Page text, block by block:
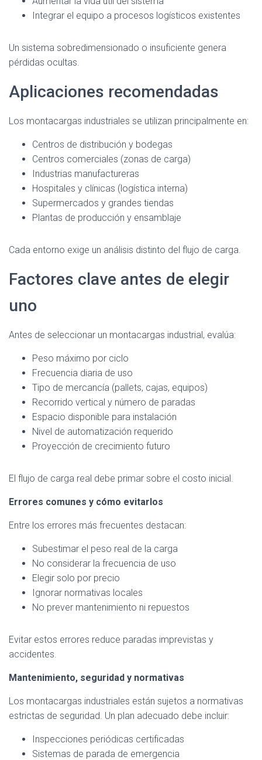
Integrar el equipo a procesos logísticos existentes
Un sistema sobredimensionado o insuficiente genera
pérdidas ocultas.
Aplicaciones recomendadas
Los montacargas industriales se utilizan principalmente en:
Centros de distribución y bodegas
Centros comerciales (zonas de carga)
Industrias manufactureras
Hospitales y clínicas (logística interna)
Supermercados y grandes tiendas
Plantas de producción y ensamblaje
Cada entorno exige un análisis distinto del flujo de carga.
Factores clave antes de elegir
uno
Antes de seleccionar un montacargas industrial, evalúa:
Peso máximo por ciclo
Frecuencia diaria de uso
Tipo de mercancía (pallets, cajas, equipos)
Recorrido vertical y número de paradas
Espacio disponible para instalación
Nivel de automatización requerido
Proyección de crecimiento futuro
El flujo de carga real debe primar sobre el costo inicial.
Errores comunes y cómo evitarlos
Entre los errores más frecuentes destacan:
Subestimar el peso real de la carga
No considerar la frecuencia de uso
Elegir solo por precio
Ignorar normativas locales
No prever mantenimiento ni repuestos
Evitar estos errores reduce paradas imprevistas y
accidentes.
Mantenimiento, seguridad y normativas
Los montacargas industriales están sujetos a normativas
estrictas de seguridad. Un plan adecuado debe incluir:
Inspecciones periódicas certificadas
Sistemas de parada de emergencia